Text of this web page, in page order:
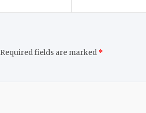
Required fields are marked *